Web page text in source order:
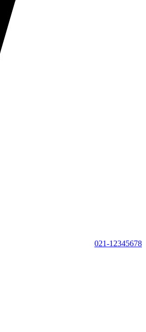
021-12345678